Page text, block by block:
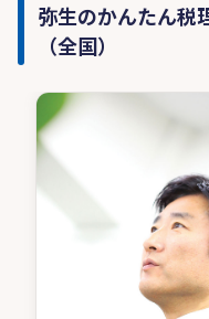
弥生のかんたん
（全国）